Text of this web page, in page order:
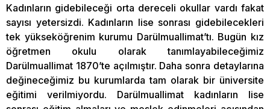
Kadınların gidebileceği orta dereceli okullar vardı fakat
sayısı yetersizdi. Kadınların lise sonrası gidebilecekleri
tek yükseköğrenim kurumu Darülmuallimat’tı. Bugün kız
öğretmen okulu olarak tanımlayabileceğimiz
Darülmuallimat 1870’te açılmıştır. Daha sonra detaylarına
değineceğimiz bu kurumlarda tam olarak bir üniversite
eğitimi verilmiyordu. Darülmuallimat kadınların lise